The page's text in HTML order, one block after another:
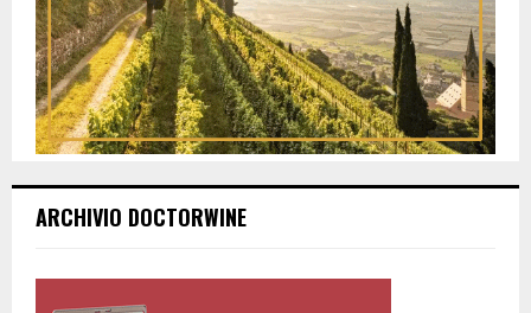
ARCHIVIO DOCTORWINE